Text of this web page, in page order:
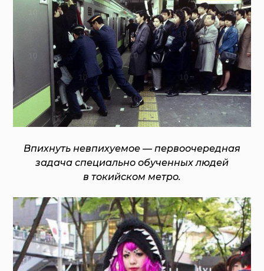
Впихнуть невпихуемое — первоочередная
задача специально обученных людей
в токийском метро.